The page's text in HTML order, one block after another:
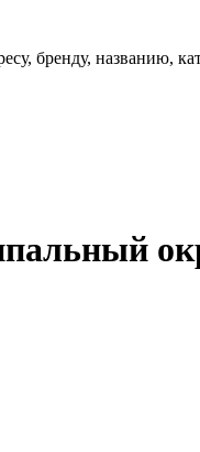
бренду, названию,